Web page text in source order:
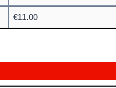
€11.00